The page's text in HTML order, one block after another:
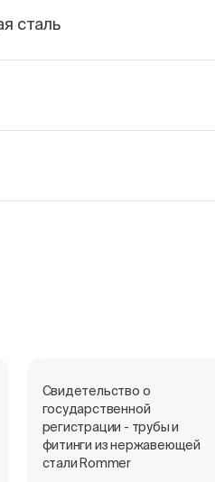
сталь
Свидетельство о
государственной
регистрации - трубы и
фитинги из нержавеющей
стали Rommer